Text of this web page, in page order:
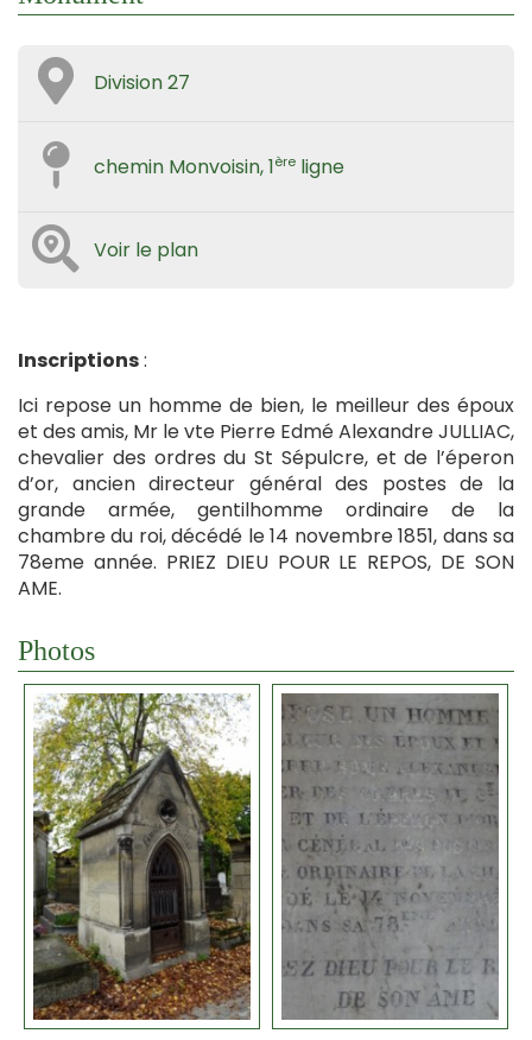
Division 27
chemin Monvoisin, 1ère ligne
Voir le plan
Inscriptions:
Ici repose un homme de bien, le meilleur des époux
et des amis, Mr le vte Pierre Edmé Alexandre JULLIAC,
chevalier des ordres du St Sépulcre, et de l’éperon
d’or, ancien directeur général des postes de la
grande armée, gentilhomme ordinaire de la
chambre du roi, décédé le 14 novembre 1851, dans sa
78eme année. PRIEZ DIEU POUR LE REPOS, DE SON
AME.
Photos